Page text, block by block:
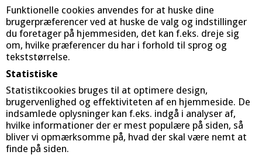
Funktionelle cookies anvendes for at huske dine
brugerpræferencer ved at huske de valg og indstillinger
du foretager på hjemmesiden, det kan f.eks. dreje sig
om, hvilke præferencer du har i forhold til sprog og
tekststørrelse.
Statistiske
Statistikcookies bruges til at optimere design,
brugervenlighed og effektiviteten af en hjemmeside. De
indsamlede oplysninger kan f.eks. indgå i analyser af,
hvilke informationer der er mest populære på siden, så
bliver vi opmærksomme på, hvad der skal være nemt at
finde på siden.